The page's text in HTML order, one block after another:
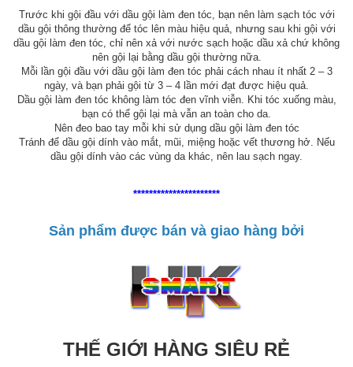
Trước khi gội đầu với dầu gội làm đen tóc, bạn nên làm sạch tóc với
dầu gội thông thường để tóc lên màu hiệu quả, nhưng sau khi gội với
dầu gội làm đen tóc, chỉ nên xả với nước sạch hoặc dầu xả chứ không
nên gội lại bằng dầu gội thường nữa.
Mỗi lần gội đầu với dầu gội làm đen tóc phải cách nhau ít nhất 2 – 3
ngày, và bạn phải gội từ 3 – 4 lần mới đạt được hiệu quả.
Dầu gội làm đen tóc không làm tóc đen vĩnh viễn. Khi tóc xuống màu,
bạn có thể gội lại mà vẫn an toàn cho da.
Nên đeo bao tay mỗi khi sử dụng dầu gội làm đen tóc
Tránh để dầu gội dính vào mắt, mũi, miệng hoặc vết thương hở. Nếu
dầu gội dính vào các vùng da khác, nên lau sạch ngay.
**********************
Sản phẩm được bán và giao hàng bởi
THẾ GIỚI HÀNG SIÊU RẺ